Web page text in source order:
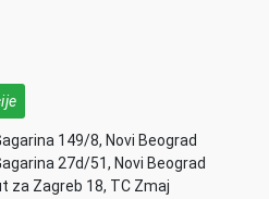
149/8, Novi Beograd
27d/51, Novi Beograd
za Zagreb 18, TC Zmaj